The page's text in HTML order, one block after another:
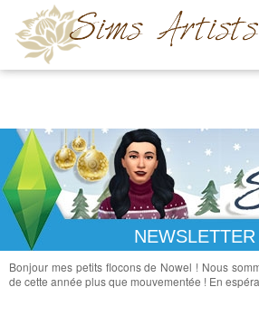
Bonjour mes petits flocons de Nowel ! Nous
de cette année plus que mouvementée ! En